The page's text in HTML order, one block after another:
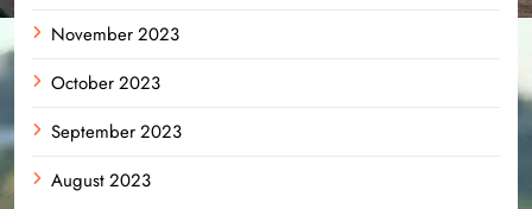
November 2023
October 2023
September 2023
August 2023